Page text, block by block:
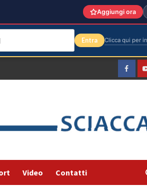
Video Contatti
Aggiungi ora
Entra Clicca qui per